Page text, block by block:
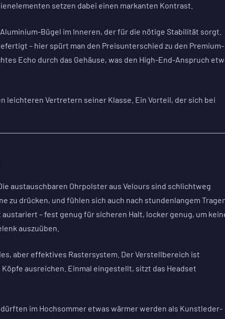
setzen dabei einen markanten Kontrast.
Bügel im Inneren, der für die nötige Stabilität sorgt.
– hier spürt man den Preisunterschied zu den Premium-
Echo durch das Gehäuse, was den High-End-Anspruch
leichteren Vertretern seiner Klasse. Ein Vorteil, der sich bei
austauschbaren Ohrpolster aus Velours sind schlichtweg
zu drücken, und fühlen sich auch nach stundenlangem
– fest genug für sicheren Halt, locker genug, um
auszuüben.
aber effektives Rastersystem. Der Verstellbereich ist
ausreichen. Einmal eingestellt, sitzt das Headset
im Hochsommer etwas wärmer werden als Kunstleder-